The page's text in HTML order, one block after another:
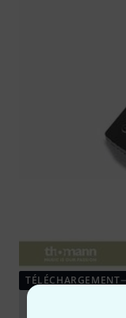
TÉLÉCHARGEMENT